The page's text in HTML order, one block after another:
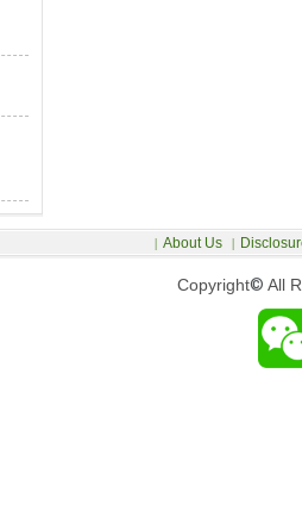
Copyright© All
| About Us |